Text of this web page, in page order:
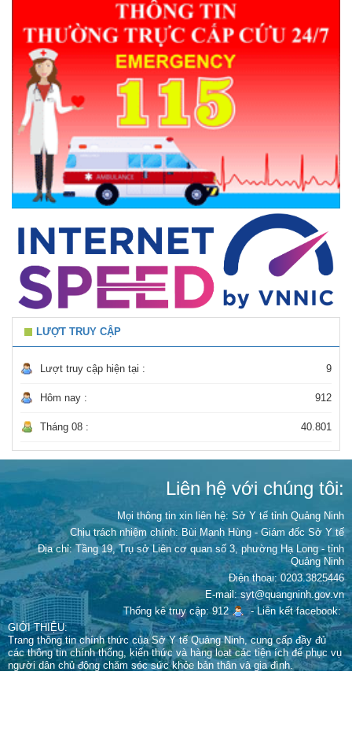
LƯỢT TRUY CẬP
Lượt truy cập hiện tại : 9
Hôm nay : 912
Tháng 08 : 40.801
Liên hệ với chúng tôi:
Mọi thông tin xin liên hệ: Sở Y tế tỉnh Quảng Ninh
Chịu trách nhiệm chính: Bùi Mạnh Hùng - Giám đốc Sở Y tế
Địa chỉ: Tầng 19, Trụ sở Liên cơ quan số 3, phường Hạ Long - tỉnh
Quảng Ninh
Điện thoại: 0203.3825446
E-mail: syt@quangninh.gov.vn
Thống kê truy cập: 912
-Liên kết facebook:
GIỚI THIỆU:
Trang thông tin chính thức của Sở Y tế Quảng Ninh, cung cấp đầy đủ
các thông tin chính thống, kiến thức và hàng loạt các tiện ích để phục vụ
người dân chủ động chăm sóc sức khỏe bản thân và gia đình.